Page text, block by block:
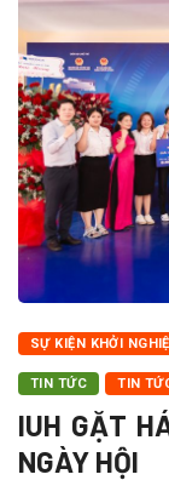
SỰ KIỆN KHỞI
TIN TỨC TIN
IUH GẶT
NGÀY HỘI